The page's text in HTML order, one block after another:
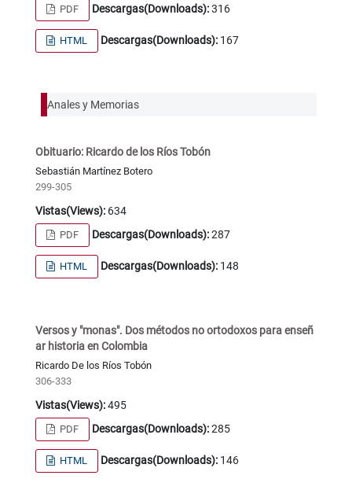
PDF Descargas(Downloads):316
HTML Descargas(Downloads): 167
Anales y Memorias
Obituario: Ricardo de los Ríos Tobón
Sebastián Martínez Botero
299-305
Vistas(Views):634
PDF Descargas(Downloads):287
HTML Descargas(Downloads): 148
Versos y "monas". Dos métodos no ortodoxos para enseñ
ar historia en Colombia
Ricardo De los Ríos Tobón
306-333
Vistas(Views):495
PDF Descargas(Downloads):285
HTML Descargas(Downloads): 146